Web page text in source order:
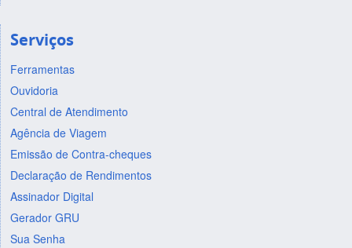
Serviços
Ferramentas
Ouvidoria
Central de Atendimento
Agência de Viagem
Emissão de Contra-cheques
Declaração de Rendimentos
Assinador Digital
Gerador GRU
Sua Senha